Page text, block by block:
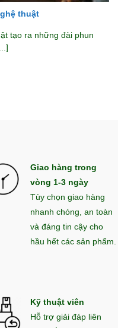
thuật
tạo ra những đài phun
Giao hàng trong
vòng 1-3 ngày
Tùy chọn giao hàng
nhanh chóng, an toàn
và đáng tin cậy cho
hầu hết các sản phẩm.
Kỹ thuật viên
Hỗ trợ giải đáp liên